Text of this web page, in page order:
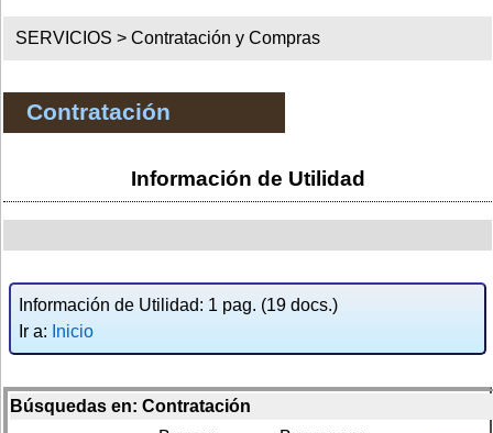
SERVICIOS >Contratación y Compras
Contratación
Información de Utilidad
Información de Utilidad: 1 pag. (19 docs.)
Ir a: Inicio
Búsquedas en: Contratación